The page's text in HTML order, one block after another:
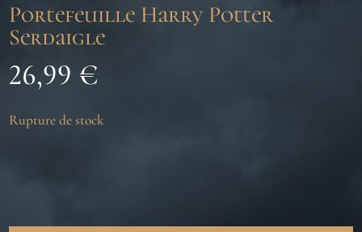
Portefeuille Harry Potter
Serdaigle
26,99 €
Rupture de stock